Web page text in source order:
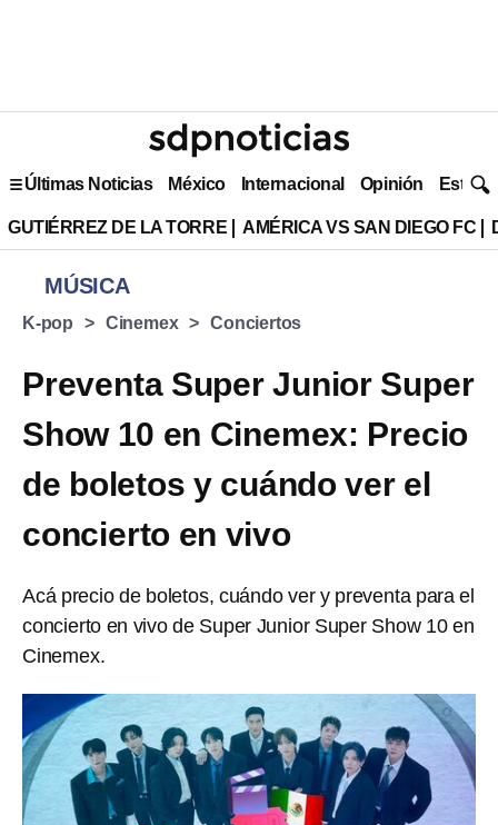
Últimas Noticias México Internacional Opinión Estilo
GUTIÉRREZ DE LA TORRE AMÉRICA VS SAN DIEGO FC
MÚSICA
K-pop Cinemex Conciertos
Preventa Super Junior Super
Show 10 en Cinemex: Precio
de boletos y cuándo ver el
concierto en vivo
Acá precio de boletos, cuándo ver y preventa para el
concierto en vivo de Super Junior Super Show 10 en
Cinemex.